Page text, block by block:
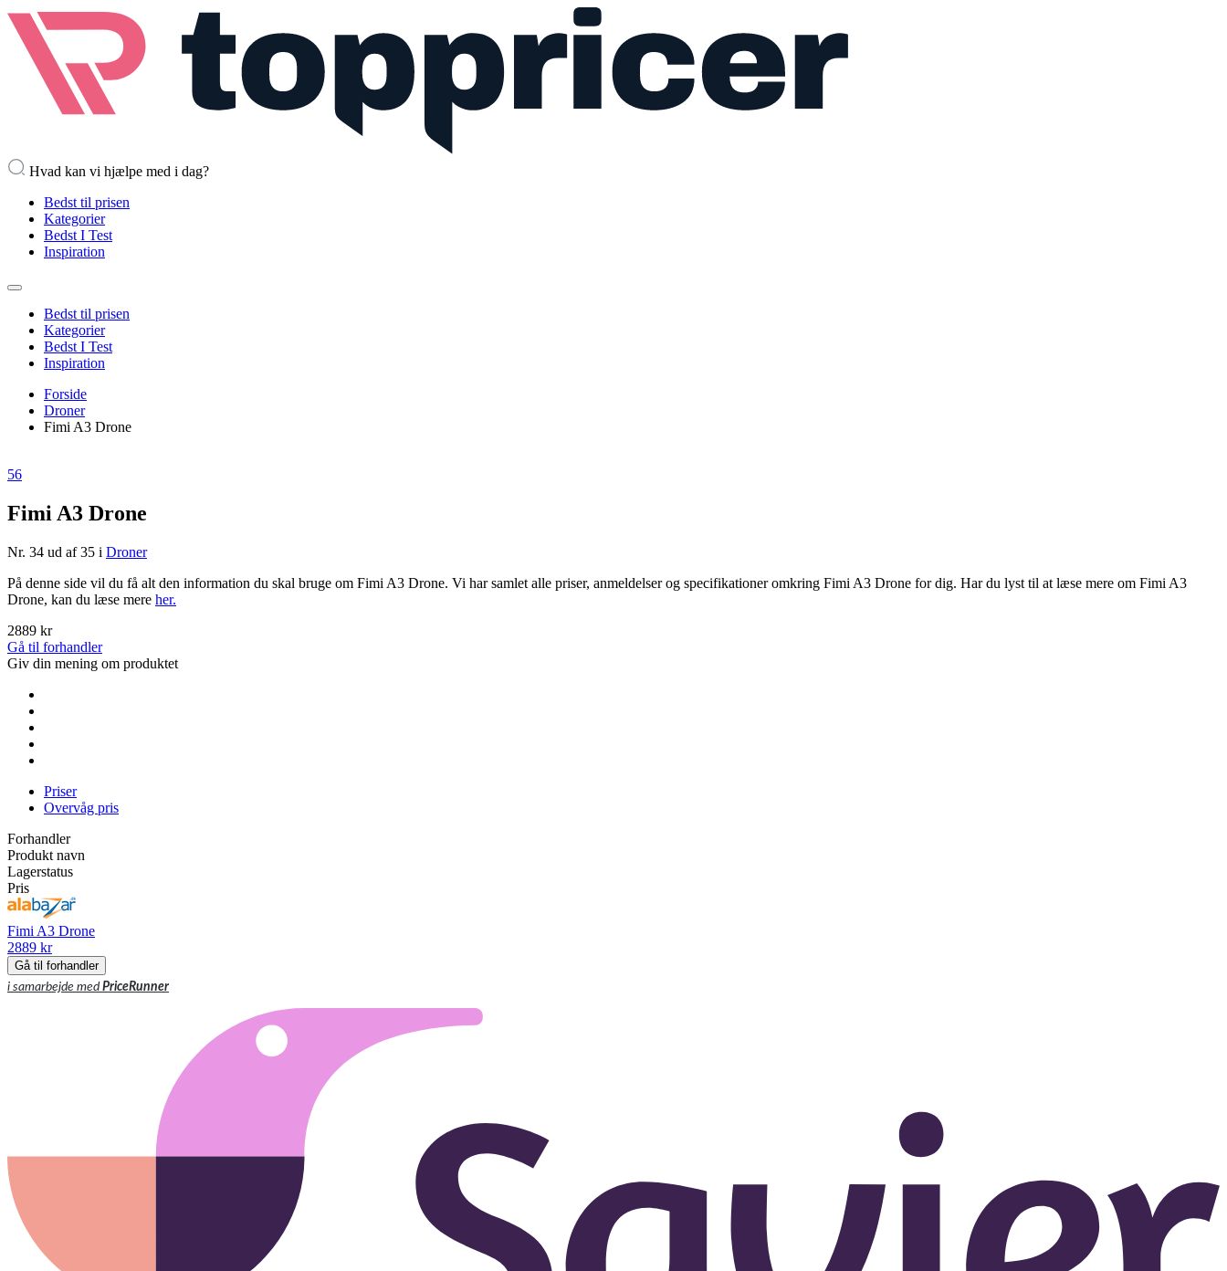
Hvad kan vi hjælpe med i dag?
Bedst til prisen
Kategorier
Bedst I Test
Inspiration
Bedst til prisen
Kategorier
Bedst I Test
Inspiration
Forside
Droner
Fimi A3 Drone
56
Fimi A3 Drone
Nr. 34 ud af 35 i Droner
På denne side vil du få alt den information du skal bruge om Fimi A3 Drone. Vi har samlet alle priser, anmeldelser og specifikationer omkring Fimi A3 Drone for dig. Har du lyst til at læse mere om Fimi A3
Drone, kan du læse mere her.
2889 kr
Gå til forhandler
Giv din mening om produktet
Priser
Overvåg pris
Forhandler
Produkt navn
Lagerstatus
Pris
Fimi A3 Drone
2889 kr
Gå til forhandler
i samarbejde medPriceRunner